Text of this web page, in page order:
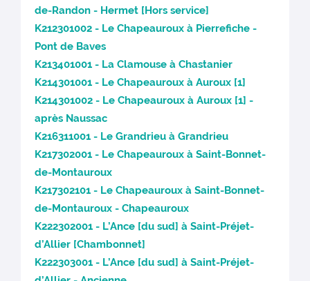
de-Randon - Hermet [Hors service]
K212301002 - Le Chapeauroux à Pierrefiche -
Pont de Baves
K213401001 - La Clamouse à Chastanier
K214301001 - Le Chapeauroux à Auroux [1]
K214301002 - Le Chapeauroux à Auroux [1] -
après Naussac
K216311001 - Le Grandrieu à Grandrieu
K217302001 - Le Chapeauroux à Saint-Bonnet-
de-Montauroux
K217302101 - Le Chapeauroux à Saint-Bonnet-
de-Montauroux - Chapeauroux
K222302001 - L’Ance [du sud] à Saint-Préjet-
d’Allier [Chambonnet]
K222303001 - L’Ance [du sud] à Saint-Préjet-